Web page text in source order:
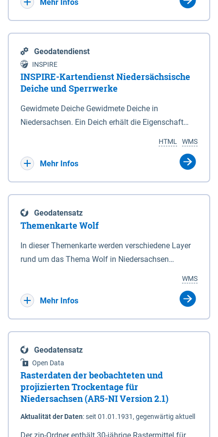
Mehr Infos
Geodatendienst
INSPIRE
INSPIRE-Kartendienst Niedersächsische
Deiche und Sperrwerke
Gewidmete Deiche Gewidmete Deiche in
Niedersachsen. Ein Deich erhält die Eigenschaft
Deichbehörde durch Verordnung ausspricht. Für
enthalten. Sperrwerke Sperrwerke sind Bauwerke
mit Sperrvorrichtungen in Tidegewässern, die dem
Schutz eines Gebietes vor erhöhten Tiden, vor allem
vor Sturmfluten, zu dienen bestimmt sind (§2 Abs.3
Eigenschaft eines Sperrwerkes durch Widmung, die
die Deichbehörde durch Verordnung ausspricht.
WMS
HTML
Mehr Infos
Geodatensatz
Themenkarte Wolf
In dieser Themenkarte werden verschiedene Layer
rund um das Thema Wolf in Niedersachsen
sowie Status der bestehenden Wolfsterritorien im
laufenden Monitoringjahr.
WMS
Mehr Infos
Geodatensatz
Open Data
Rasterdaten der beobachteten und
projizierten Trockentage für
Niedersachsen (AR5-NI Version 2.1)
Aktualität der Daten:seit 01.01.1931, gegenwärtig aktuell